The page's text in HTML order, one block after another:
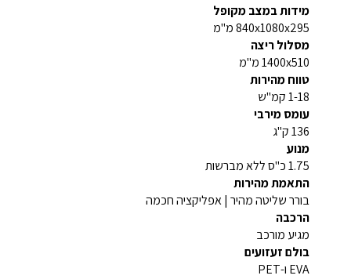
מידות במצב מקופל
840x1080x295 מ"מ
מסלול ריצה
1400x510 מ"מ
טווח מהירות
1-18 קמ''ש
עומס מירבי
136 ק"ג
מנוע
1.75 כ"ס ללא מברשות
התאמת מהירות
בורר שליטה מהיר | אפליקציה חכמה
הרכבה
מגיע מורכב
בולם זעזועים
EVA ו-PET